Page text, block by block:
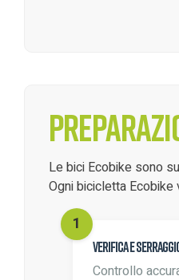
Le bici Ecobike sono
Ogni bicicletta
Verifica e
Controllo